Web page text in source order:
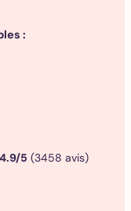
:
4.9/5 (3458 avis)